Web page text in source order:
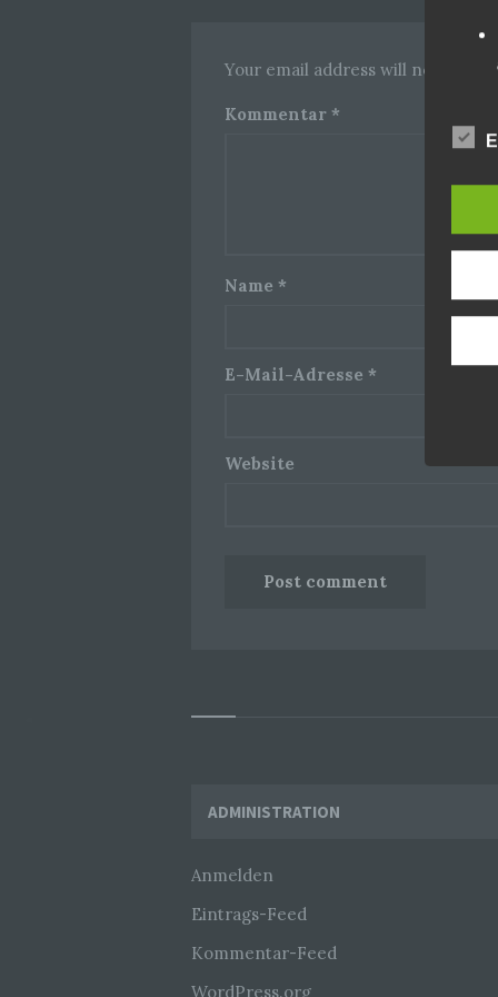
Your email address will not be
Kommentar *
Name *
E-Mail-Adresse *
Website
Widgets
ADMINISTRATION
Anmelden
Eintrags-Feed
Kommentar-Feed
WordPress.org